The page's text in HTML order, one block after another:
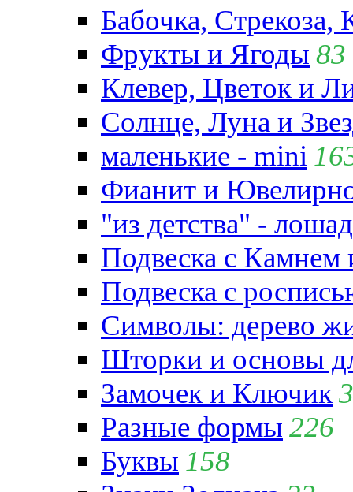
Бабочка,
Фрукты и Ягоды 83
Клевер, Цветок и
Солнце, Луна и
маленькие - mini
Фианит и
"из детства" -
Подвеска с
Подвеска с
Символы: дерево
Шторки и основы
Замочек и Ключик
Разные формы 226
Буквы 158